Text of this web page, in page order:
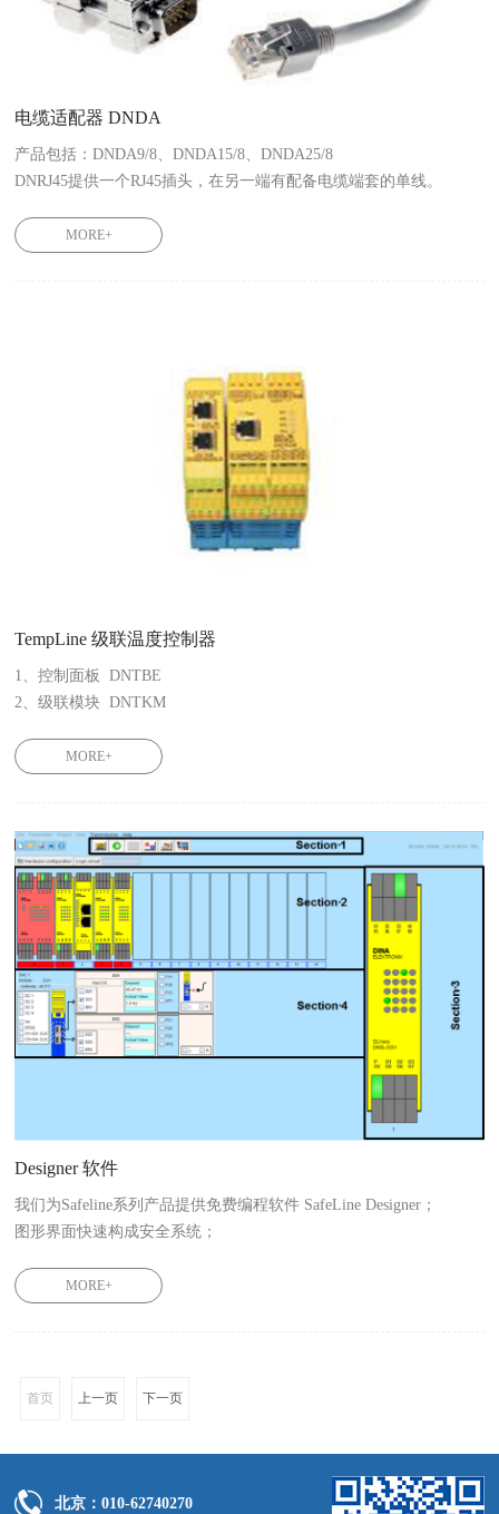
电缆适配器 DNDA
产品包括：DNDA9/8、DNDA15/8、DNDA25/8
DNRJ45提供一个RJ45插头，在另一端有配备电缆端套的单线。
MORE+
TempLine 级联温度控制器
1、控制面板  DNTBE
2、级联模块  DNTKM
4、ATEX限制模块  DNTAM
MORE+
Designer 软件
我们为Safeline系列产品提供免费编程软件 SafeLine Designer；
图形界面快速构成安全系统；
MORE+
首页 上一页 下一页
北京：010-62740270